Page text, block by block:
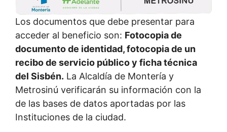
Los documentos que debe presentar para
acceder al beneficio son: Fotocopia de
documento de identidad, fotocopia de un
recibo de servicio público y ficha técnica
del Sisbén. La Alcaldía de Montería y
Metrosinú verificarán su información con la
de las bases de datos aportadas por las
Instituciones de la ciudad.